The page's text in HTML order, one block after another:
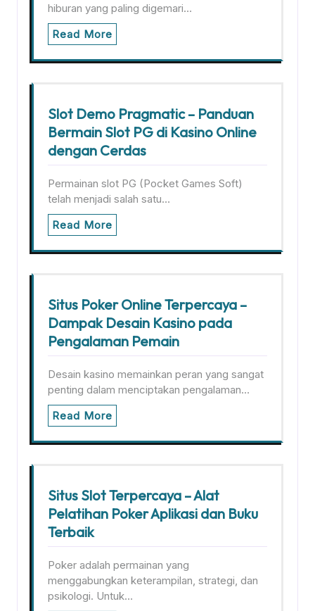
hiburan yang paling digemari…
Read More
Slot Demo Pragmatic – Panduan
Bermain Slot PG di Kasino Online
dengan Cerdas
Permainan slot PG (Pocket Games Soft)
telah menjadi salah satu…
Read More
Situs Poker Online Terpercaya –
Dampak Desain Kasino pada
Pengalaman Pemain
Desain kasino memainkan peran yang sangat
penting dalam menciptakan pengalaman…
Read More
Situs Slot Terpercaya – Alat
Pelatihan Poker Aplikasi dan Buku
Terbaik
Poker adalah permainan yang
menggabungkan keterampilan, strategi, dan
psikologi. Untuk…